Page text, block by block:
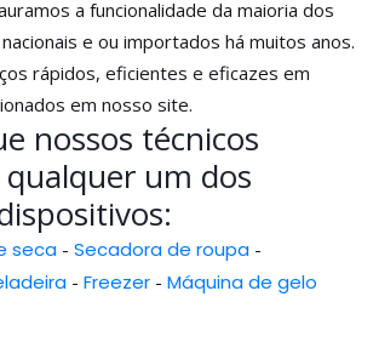
a funcionalidade da maioria dos
e ou importados há muitos anos.
rápidos, eficientes e eficazes em
em nosso site.
nossos técnicos
um dos
seca - Secadora de roupa -
- Freezer - Máquina de gelo